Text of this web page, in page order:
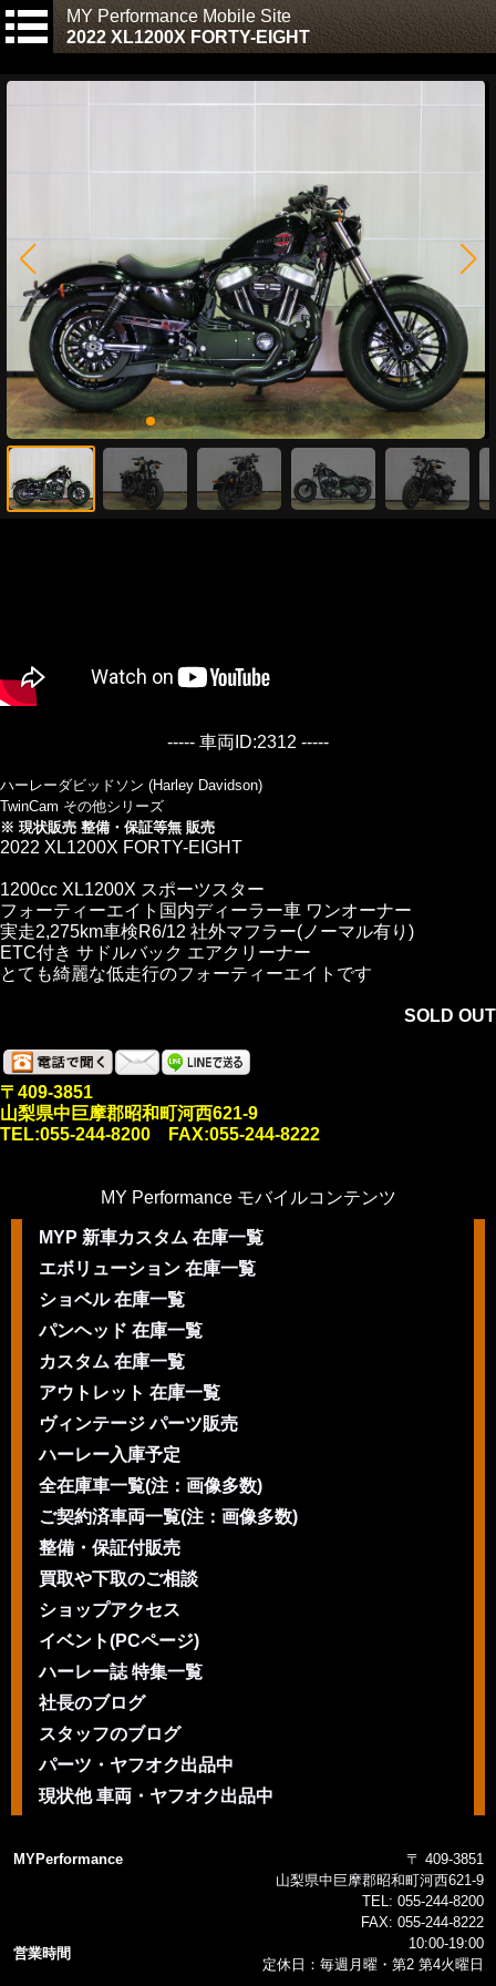
MY Performance Mobile Site
2022 XL1200X FORTY-EIGHT
----- 車両ID:2312 -----
ハーレーダビッドソン (Harley Davidson)
TwinCam その他シリーズ
※ 現状販売 整備・保証等無 販売
2022 XL1200X FORTY-EIGHT
1200cc XL1200X スポーツスター
フォーティーエイト国内ディーラー車 ワンオーナー
実走2,275km車検R6/12 社外マフラー(ノーマル有り)
ETC付き サドルバック エアクリーナー
とても綺麗な低走行のフォーティーエイトです
SOLD OUT
〒409-3851
山梨県中巨摩郡昭和町河西621-9
TEL:055-244-8200 FAX:055-244-8222
MY Performance モバイルコンテンツ
MYP 新車カスタム 在庫一覧
エボリューション 在庫一覧
ショベル 在庫一覧
パンヘッド 在庫一覧
カスタム 在庫一覧
アウトレット 在庫一覧
ヴィンテージ パーツ販売
ハーレー入庫予定
全在庫車一覧(注：画像多数)
ご契約済車両一覧(注：画像多数)
整備・保証付販売
買取や下取のご相談
ショップアクセス
イベント(PCページ)
ハーレー誌 特集一覧
社長のブログ
スタッフのブログ
パーツ・ヤフオク出品中
現状他 車両・ヤフオク出品中
MYPerformance
〒 409-3851
山梨県中巨摩郡昭和町河西621-9
TEL: 055-244-8200
FAX: 055-244-8222
営業時間
10:00-19:00
定休日：毎週月曜・第2 第4火曜日